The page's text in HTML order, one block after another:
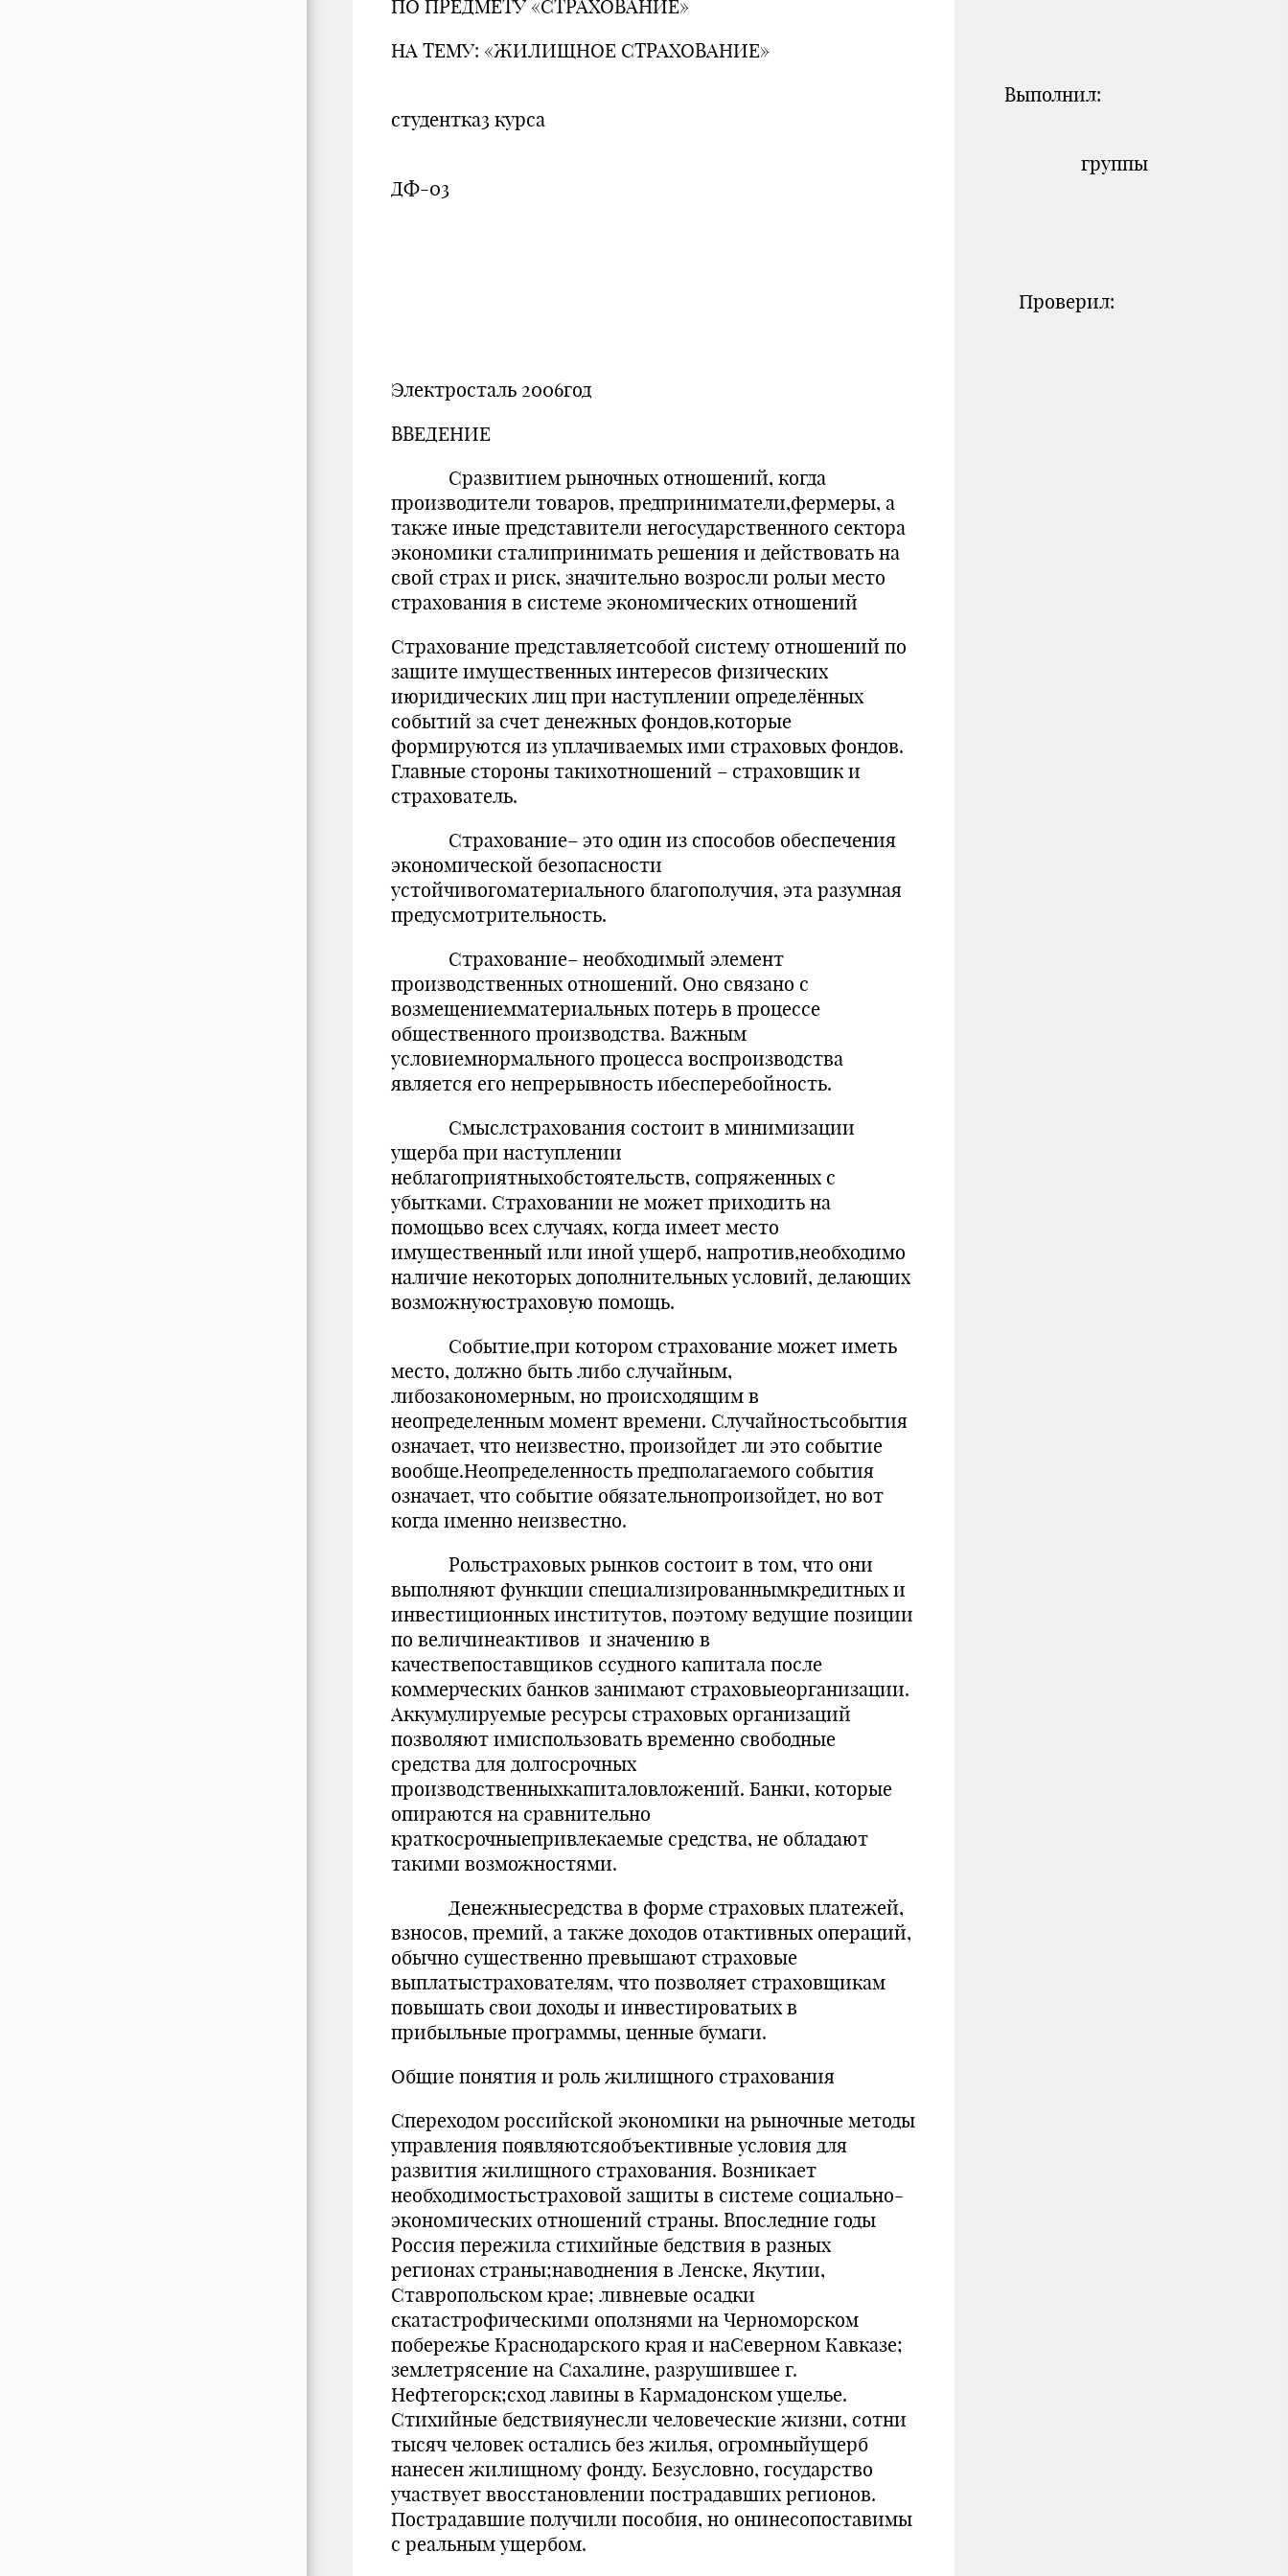
ПО ПРЕДМЕТУ «СТРАХОВАНИЕ»
НА ТЕМУ: «ЖИЛИЩНОЕ СТРАХОВАНИЕ»
Выполнил:
студентка3 курса
группы
ДФ-03
Проверил:
Электросталь 2006год
ВВЕДЕНИЕ
Сразвитием рыночных отношений, когда
производители товаров, предприниматели,фермеры, а
также иные представители негосударственного сектора
экономики сталипринимать решения и действовать на
свой страх и риск, значительно возросли рольи место
страхования в системе экономических отношений
Страхование представляетсобой систему отношений по
защите имущественных интересов физических
июридических лиц при наступлении определённых
событий за счет денежных фондов,которые
формируются из уплачиваемых ими страховых фондов.
Главные стороны такихотношений – страховщик и
страхователь.
Страхование– это один из способов обеспечения
экономической безопасности
устойчивогоматериального благополучия, эта разумная
предусмотрительность.
Страхование– необходимый элемент
производственных отношений. Оно связано с
возмещениемматериальных потерь в процессе
общественного производства. Важным
условиемнормального процесса воспроизводства
является его непрерывность ибесперебойность.
Смыслстрахования состоит в минимизации
ущерба при наступлении
неблагоприятныхобстоятельств, сопряженных с
убытками. Страховании не может приходить на
помощьво всех случаях, когда имеет место
имущественный или иной ущерб, напротив,необходимо
наличие некоторых дополнительных условий, делающих
возможнуюстраховую помощь.
Событие,при котором страхование может иметь
место, должно быть либо случайным,
либозакономерным, но происходящим в
неопределенным момент времени. Случайностьсобытия
означает, что неизвестно, произойдет ли это событие
вообще.Неопределенность предполагаемого события
означает, что событие обязательнопроизойдет, но вот
когда именно неизвестно.
Рольстраховых рынков состоит в том, что они
выполняют функции специализированнымкредитных и
инвестиционных институтов, поэтому ведущие позиции
по величинеактивов и значению в
качествепоставщиков ссудного капитала после
коммерческих банков занимают страховыеорганизации.
Аккумулируемые ресурсы страховых организаций
позволяют имиспользовать временно свободные
средства для долгосрочных
производственныхкапиталовложений. Банки, которые
опираются на сравнительно
краткосрочныепривлекаемые средства, не обладают
такими возможностями.
Денежныесредства в форме страховых платежей,
взносов, премий, а также доходов отактивных операций,
обычно существенно превышают страховые
выплатыстрахователям, что позволяет страховщикам
повышать свои доходы и инвестироватьих в
прибыльные программы, ценные бумаги.
Общие понятия и роль жилищного страхования
Спереходом российской экономики на рыночные методы
управления появляютсяобъективные условия для
развития жилищного страхования. Возникает
необходимостьстраховой защиты в системе социально-
экономических отношений страны. Впоследние годы
Россия пережила стихийные бедствия в разных
регионах страны;наводнения в Ленске, Якутии,
Ставропольском крае; ливневые осадки
скатастрофическими оползнями на Черноморском
побережье Краснодарского края и наСеверном Кавказе;
землетрясение на Сахалине, разрушившее г.
Нефтегорск;сход лавины в Кармадонском ущелье.
Стихийные бедствияунесли человеческие жизни, сотни
тысяч человек остались без жилья, огромныйущерб
нанесен жилищному фонду. Безусловно, государство
участвует ввосстановлении пострадавших регионов.
Пострадавшие получили пособия, но онинесопоставимы
с реальным ущербом.